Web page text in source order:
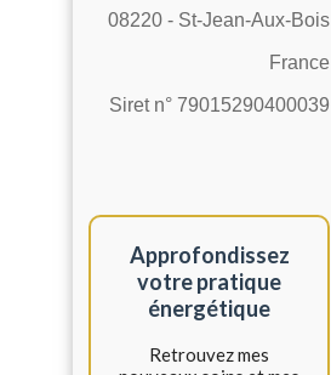
08220 - St-Jean-Aux-Bois
France
Siret n° 79015290400039
Approfondissez
votre pratique
énergétique
Retrouvez mes